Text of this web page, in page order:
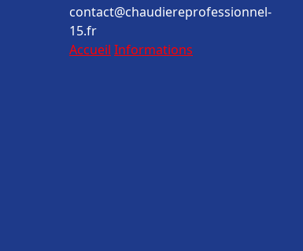
contact@chaudiereprofessionnel-
15.fr
Accueil Informations